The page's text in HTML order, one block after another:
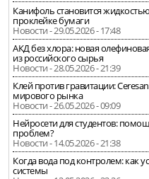
Канифоль становится
проклейке бумаги
Новости - 29.05.2026 - 17:48
АКД без хлора: новая
из российского сырья
Новости - 28.05.2026 - 21:39
Клей против гравитации:
мирового рынка
Новости - 26.05.2026 - 09:09
Нейросети для студентов:
проблем?
Новости - 14.05.2026 - 21:38
Когда вода под контролем: как
системы